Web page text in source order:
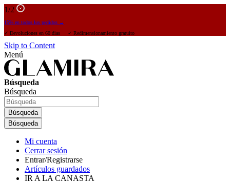
1/2
15% en todos los pedidos →
✓ Devoluciones en 60 días ✓ Redimensionamiento gratuito
Skip to Content
Menú
Búsqueda
Búsqueda
Búsqueda
Búsqueda
Mi cuenta
Cerrar sesión
Entrar/Registrarse
Artículos guardados
IR A LA CANASTA